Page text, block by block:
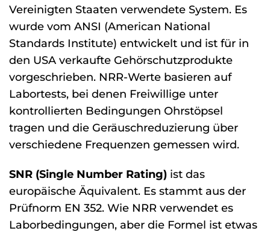
Vereinigten Staaten verwendete System. Es
wurde vom ANSI (American National
Standards Institute) entwickelt und ist für in
den USA verkaufte Gehörschutzprodukte
vorgeschrieben. NRR-Werte basieren auf
Labortests, bei denen Freiwillige unter
kontrollierten Bedingungen Ohrstöpsel
tragen und die Geräuschreduzierung über
verschiedene Frequenzen gemessen wird.
SNR (Single Number Rating) ist das
europäische Äquivalent. Es stammt aus der
Prüfnorm EN 352. Wie NRR verwendet es
Laborbedingungen, aber die Formel ist etwas